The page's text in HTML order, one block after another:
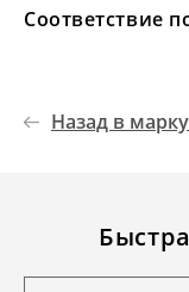
Соответствие
Назад в марку